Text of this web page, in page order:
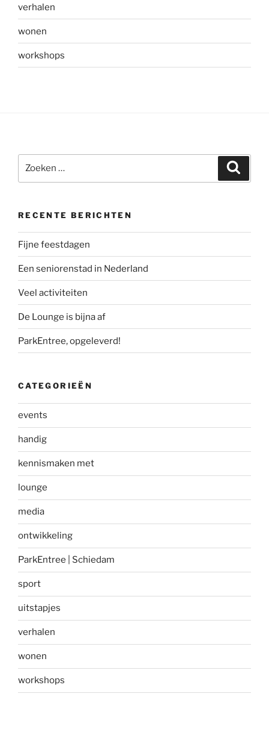
verhalen
wonen
workshops
naar:
RECENTE BERICHTEN
Fijne feestdagen
Een seniorenstad in Nederland
Veel activiteiten
De Lounge is bijna af
ParkEntree, opgeleverd!
CATEGORIEËN
events
handig
kennismaken met
lounge
media
ontwikkeling
ParkEntree | Schiedam
sport
uitstapjes
verhalen
wonen
workshops